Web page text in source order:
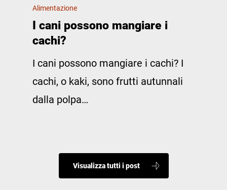
Alimentazione
I cani possono mangiare i
cachi?
I cani possono mangiare i cachi? I
cachi, o kaki, sono frutti autunnali
dalla polpa…
Visualizza tutti i post